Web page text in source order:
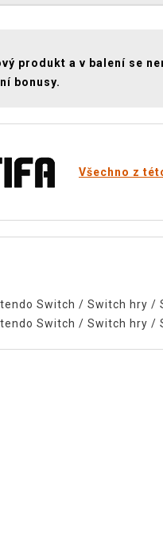
produkt a v balení se
bonusy.
Všechno z
Switch / Switch hry /
Switch / Switch hry /